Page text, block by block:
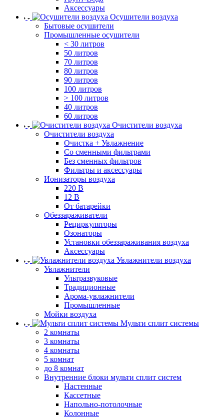
Аксессуары
Осушители воздуха
Бытовые осушители
Промышленные осушители
< 30 литров
50 литров
70 литров
80 литров
90 литров
100 литров
> 100 литров
40 литров
60 литров
Очистители воздуха
Очистители воздуха
Очистка + Увлажнение
Cо сменными фильтрами
Без сменных фильтров
Фильтры и аксессуары
Ионизаторы воздуха
220 В
12 В
От батарейки
Обеззараживатели
Рециркуляторы
Озонаторы
Установки обеззараживания воздуха
Аксессуары
Увлажнители воздуха
Увлажнители
Ультразвуковые
Традиционные
Арома-увлажнители
Промышленные
Мойки воздуха
Мульти сплит системы
2 комнаты
3 комнаты
4 комнаты
5 комнат
до 8 комнат
Внутренние блоки мульти сплит систем
Настенные
Кассетные
Напольно-потолочные
Колонные